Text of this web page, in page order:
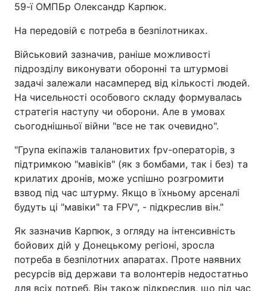
59-ї ОМПБр Олександр Карпюк.
На передовій є потреба в безпілотниках.
Військовий зазначив, раніше можливості
підрозділу виконувати оборонні та штурмові
задачі залежали насамперед від кількості людей.
На чисельності особового складу формувалась
стратегія наступу чи оборони. Але в умовах
сьогоднішньої війни "все не так очевидно".
"Група екіпажів талановитих fpv-операторів, з
підтримкою "мавіків" (як з бомбами, так і без) та
крилатих дронів, може успішно розгромити
взвод під час штурму. Якщо в їхньому арсеналі
будуть ці "мавіки" та FPV", - підкреслив він."
Як зазначив Карпюк, з огляду на інтенсивність
бойових дій у Донецькому регіоні, зросла
потреба в безпілотних апаратах. Проте наявних
ресурсів від держави та волонтерів недостатньо
для всіх потреб. Він також підкреслив, що під час